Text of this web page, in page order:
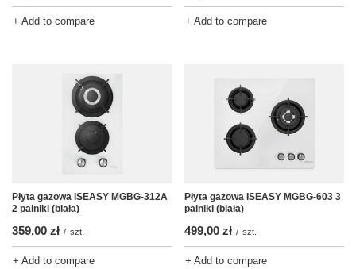
+ Add to compare + Add to compare
Płyta gazowa ISEASY MGBG-312A
2 palniki (biała)
359,00 zł / szt.
+ Add to compare
Płyta gazowa ISEASY MGBG-603 3
palniki (biała)
499,00 zł / szt.
+ Add to compare